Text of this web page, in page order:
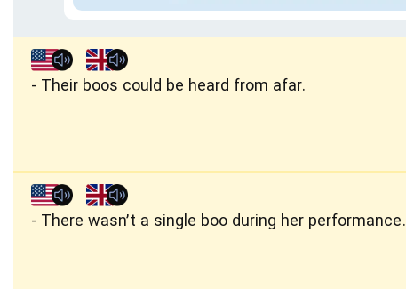
Their boos could be heard from afar.
There wasn’t a single boo during her performance.